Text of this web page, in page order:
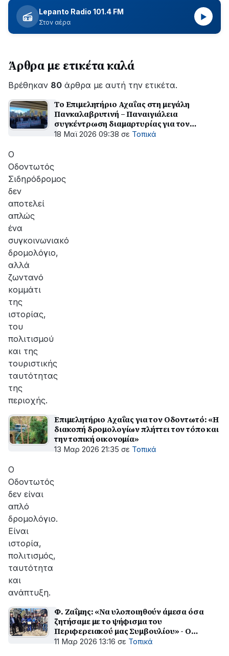
περίπου
δύο
ώρες
εξέλιξη
οι
εργασίες
ΔΕΔΔΗΕ
για
την
βλάβης
Lepanto Radio 101.4 FM
Στον αέρα
▶
Άρθρα με ετικέτα καλά
Βρέθηκαν 80 άρθρα με αυτή την ετικέτα.
Το Επιμελητήριο Αχαΐας στη μεγάλη
Πανκαλαβρυτινή – Παναιγιάλεια
συγκέντρωση διαμαρτυρίας για τον
Οδοντωτό
18 Μαϊ 2026 09:38 σε Τοπικά
Ο
Οδοντωτός
Σιδηρόδρομος
δεν
αποτελεί
απλώς
ένα
συγκοινωνιακό
δρομολόγιο,
αλλά
ζωντανό
κομμάτι
της
ιστορίας,
του
πολιτισμού
και της
τουριστικής
ταυτότητας
της
περιοχής.
Επιμελητήριο Αχαΐας για τον Οδοντωτό: «Η
διακοπή δρομολογίων πλήττει τον τόπο και
την τοπική οικονομία»
13 Μαρ 2026 21:35 σε Τοπικά
Ο
Οδοντωτός
δεν είναι
απλό
δρομολόγιο.
Είναι
ιστορία,
πολιτισμός,
ταυτότητα
και
ανάπτυξη.
Φ. Ζαΐμης: «Να υλοποιηθούν άμεσα όσα
ζητήσαμε με το ψήφισμα του
Περιφερειακού μας Συμβουλίου» - Ο
Αντιπεριφερειάρχης Π.Ε. Αχαΐας στην
11 Μαρ 2026 13:16 σε Τοπικά